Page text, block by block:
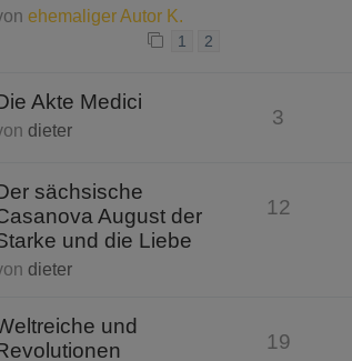
ehemaliger Autor K.
1 2
Akte Medici
dieter
3
sächsische
August der
und die Liebe
dieter
12
und
19